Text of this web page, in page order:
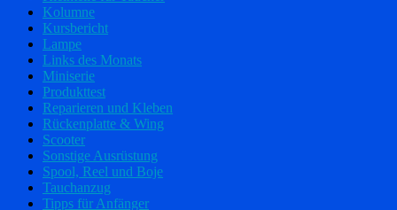
Kolumne
Kursbericht
Lampe
Links des Monats
Miniserie
Produkttest
Reparieren und Kleben
Rückenplatte & Wing
Scooter
Sonstige Ausrüstung
Spool, Reel und Boje
Tauchanzug
Tipps für Anfänger